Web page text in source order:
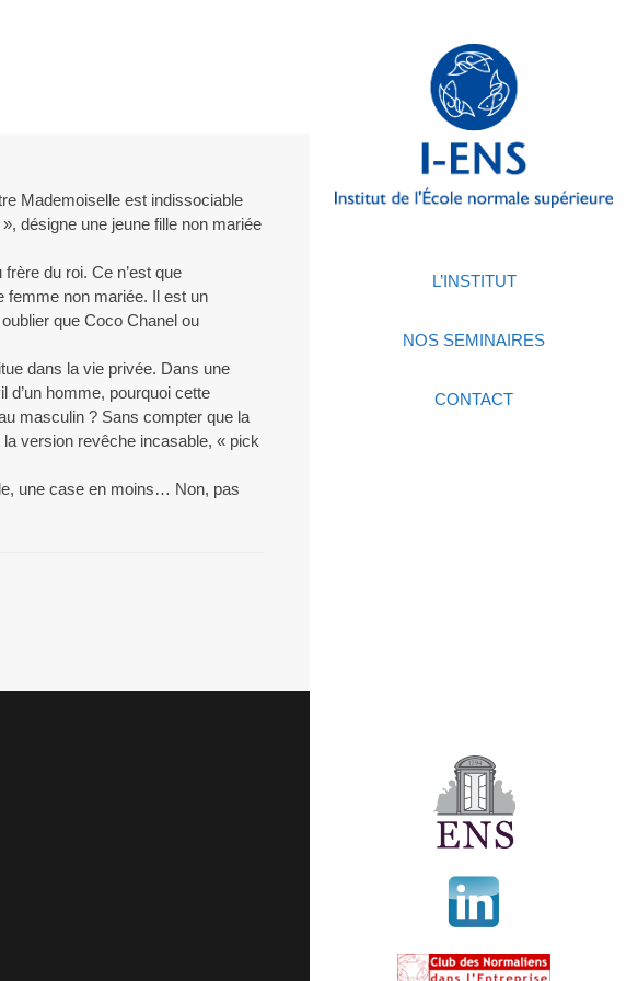
L’INSTITUT
NOS SEMINAIRES
CONTACT
Mademoiselle est indissociable
désigne une jeune fille non mariée
du roi. Ce n’est que
femme non mariée. Il est un
que Coco Chanel ou
dans la vie privée. Dans une
d’un homme, pourquoi cette
masculin ? Sans compter que la
la version revêche incasable, « pick
une case en moins… Non, pas